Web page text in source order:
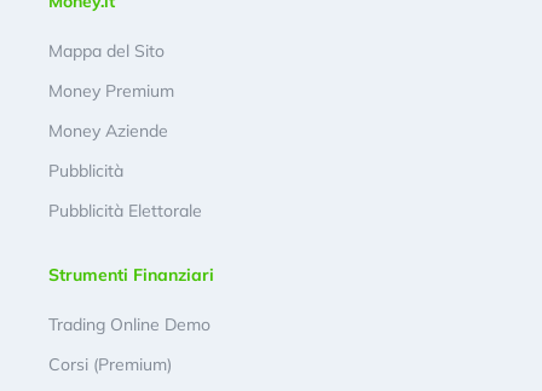
Mappa del Sito
Money Premium
Money Aziende
Pubblicità
Pubblicità Elettorale
Strumenti Finanziari
Trading Online Demo
Corsi (Premium)